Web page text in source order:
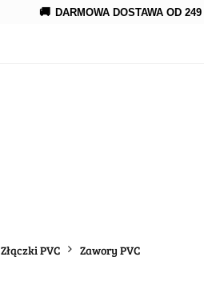
🚚 DARMOWA DOSTAWA OD
Złączki PVC Zawory PVC